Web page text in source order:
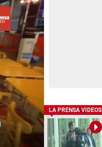
LA PRENSA VIDEOS